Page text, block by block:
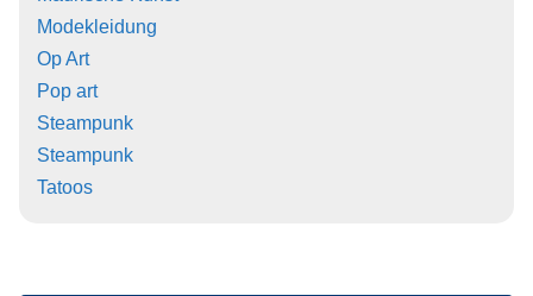
Modekleidung
Op Art
Pop art
Steampunk
Steampunk
Tatoos